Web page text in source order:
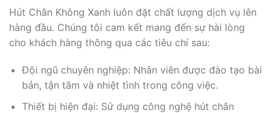
Hút Chân Không Xanh luôn đặt chất lượng dịch vụ lên
hàng đầu. Chúng tôi cam kết mang đến sự hài lòng
cho khách hàng thông qua các tiêu chí sau:
Đội ngũ chuyên nghiệp: Nhân viên được đào tạo bài
bản, tận tâm và nhiệt tình trong công việc.
Thiết bị hiện đại: Sử dụng công nghệ hút chân